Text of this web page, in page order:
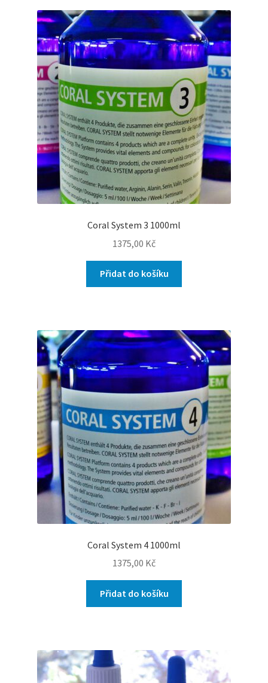
Coral System 3 1000ml
1375,00 Kč
Přidat do košíku
Coral System 4 1000ml
1375,00 Kč
Přidat do košíku